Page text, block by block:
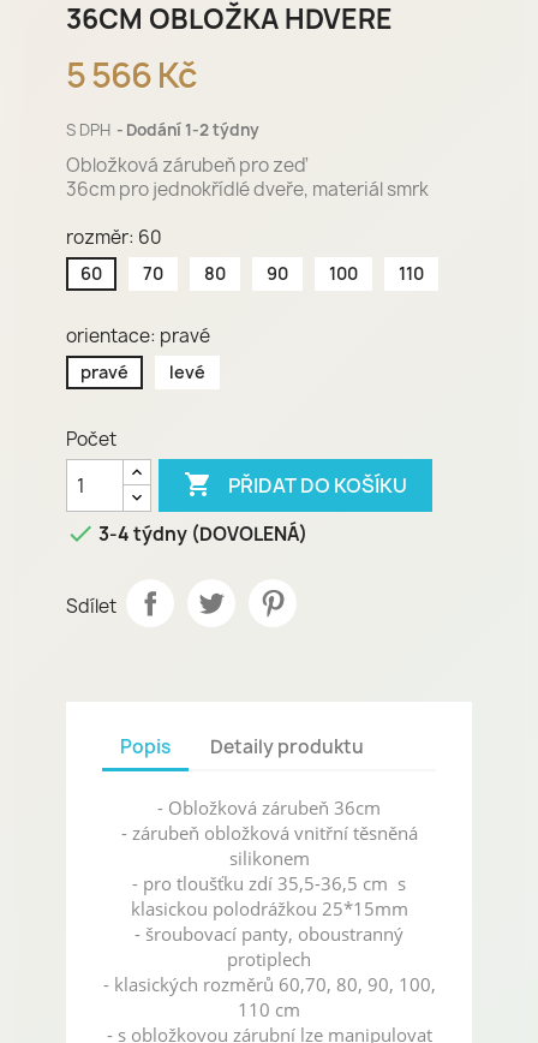
36CM OBLOŽKA HDVERE
5 566 Kč
S DPH Dodání 1-2 týdny
Obložková zárubeň pro zeď
36cm pro jednokřídlé dveře, materiál smrk
rozměr: 60
60 70 80 90 100 110
orientace: pravé
pravé levé
Počet
 PŘIDAT DO KOŠÍKU
 3-4 týdny (DOVOLENÁ)
Sdílet
Popis Detaily produktu
- Obložková zárubeň 36cm
- zárubeň obložková vnitřní těsněná
silikonem
- pro tloušťku zdí 35,5-36,5 cm s
klasickou polodrážkou 25*15mm
- šroubovací panty, oboustranný
protiplech
- klasických rozměrů 60,70, 80, 90, 100,
110 cm
- s obložkovou zárubní lze manipulovat